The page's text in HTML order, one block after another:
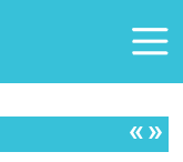
«»